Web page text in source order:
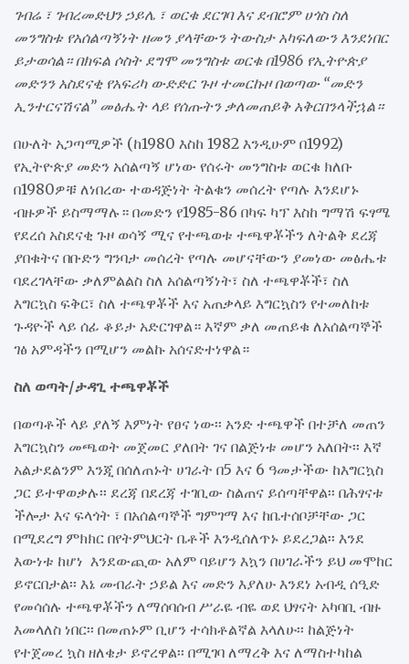
ገብሬ ፣ ገብረመድህን ኃይሌ ፣ ወርቁ ደርገባ እና ደብሮም ሀጎስ ስለ
መንግስቱ የአሰልጣኝነት ዘመን ያላቸውን ትውስታ አካፍለውን እንደነበር
ይታወሳል። በክፍል ሶስት ደግሞ መንግስቱ ወርቁ በ1986 የኢትዮጵያ
መድንን አስደናቂ የአፍሪካ ውድድር ጉዞ ተመርኩዞ በወጣው “መድን
ኢንተርናሽናል” መፅሔት ላይ የሰጡትን ቃለመጠይቅ አቅርበንላችኋል።
በሁለት አጋጣሚዎች (ከ1980 እስከ 1982 እንዲሁም በ1992)
የኢትዮጵያ መድን አሰልጣኝ ሆነው የሰሩት መንግስቱ ወርቁ ክለቡ
በ1980ዎቹ ለነበረው ተወዳጅነት ትልቁን መሰረት የጣሉ እንደሆኑ
ብዙዎች ይስማማሉ። በመድን የ1985-86 በካፍ ካፕ እስከ ግማሽ ፍፃሜ
የደረሰ አስደናቂ ጉዞ ወሳኝ ሚና የተጫወቱ ተጫዋቾችን ለትልቅ ደረጃ
ያበቁትና በቡድን ግንባታ መሰረት የጣሉ መሆናቸውን ያመነው መፅሔቱ
ባደረገላቸው ቃለምልልስ ስለ አሰልጣኝነት፣ ስለ ተጫዋቾች፣ ስለ
እግርኳስ ፍቅር፣ ስለ ተጫዋቾች እና አጠቃላይ እግርኳስን የተመለከቱ
ጉዳዮች ላይ ሰፊ ቆይታ አድርገዋል። እኛም ቃለ መጠይቁ ለአሰልጣኞች
ገፅ አምዳችን በሚሆን መልኩ አሰናድተነዋል።
ስለ ወጣት/ታዳጊ ተጫዋቾች
በወጣቶች ላይ ያለኝ እምነት የፀና ነው፡፡ አንድ ተጫዋች በተቻለ መጠን
እግርኳስን መጫወት መጀመር ያለበት ገና በልጅነቱ መሆን አለበት፡፡ እኛ
አልታደልንም እንጂ በሰለጠኑት ሀገራት በ5 እና 6 ዓመታችው ከእግርኳስ
ጋር ይተዋወቃሉ፡፡ ደረጃ በደረጃ ተገቢው ስልጠና ይሰጣቸዋል፡፡ በሕፃናቱ
ችሎታ እና ፍላጎት ፣ በአሰልጣኞች ግምገማ እና ከቤተሰቦቻቸው ጋር
በሚደረግ ምክክር በየትምህርት ቤቶች እንዲሰለጥኑ ይደረጋል፡፡ እንደ
እውነቱ ከሆነ እንደውጪው አለም ባይሆን እኳን በሀገራችን ይህ መሞከር
ይኖርበታል፡፡ እኔ መብራት ኃይል እና መድን እያለሁ እንደነ አብዲ ሰዒድ
የመሳሰሉ ተጫዋቾችን ለማሰባሰብ ሥራዬ ብዬ ወደ ህፃናት አካባቢ ብዙ
እመላለስ ነበር፡፡ በመጠኑም ቢሆን ተሳክቶልኛል እላለሁ፡፡ ከልጅነት
የተጀመረ ኳስ ዘለቄታ ይኖረዋል፡፡ በሚገባ ለማረቅ እና ለማስተካከል